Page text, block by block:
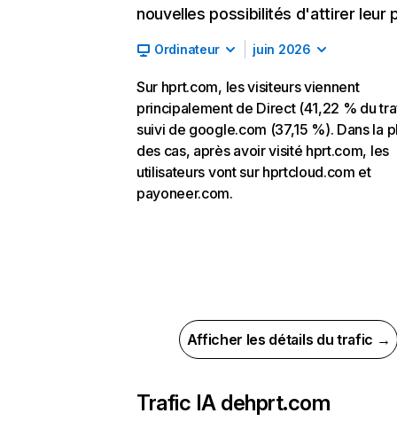
nouvelles possibilités d'attirer leur
Ordinateur juin 2026
Sur hprt.com, les visiteurs viennent
principalement de Direct (41,22 % du
suivi de google.com (37,15 %). Dans la
des cas, après avoir visité hprt.com, les
utilisateurs vont sur hprtcloud.com et
payoneer.com.
Afficher les détails du trafic →
Trafic IA dehprt.com